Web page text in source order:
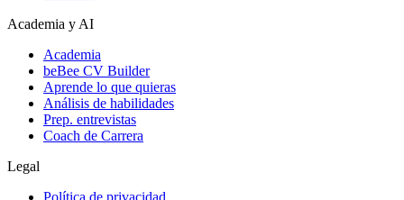
Academia y AI
Academia
beBee CV Builder
Aprende lo que quieras
Análisis de habilidades
Prep. entrevistas
Coach de Carrera
Legal